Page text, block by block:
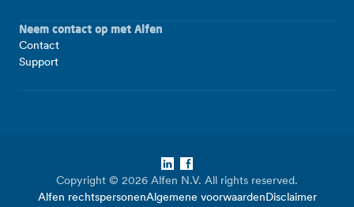
Neem contact op met Alfen
Contact
Support
Copyright © 2026 Alfen N.V. All rights reserved.
Alfen rechtspersonenAlgemene voorwaarden Disclaimer
LinkedIn